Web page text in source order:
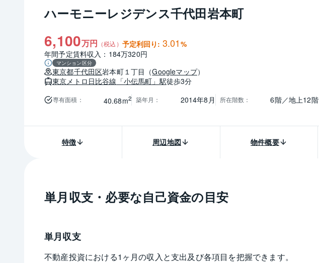
ハーモニーレジデンス千代田岩本町
6,100万円 （税込） 予定利回り: 3.01 %
年間予定賃料収入：184万320円
マンション区分
東京都千代田区岩本町１丁目 （Googleマップ）
東京メトロ日比谷線 「小伝馬町」駅徒歩3分
専有面積 ： 40.68m2 築年月 ： 2014年8月 所在階数 ： 6階／地上12階
特徴 周辺地図 物件概要
単月収支・必要な自己資金の目安
単月収支
不動産投資における1ヶ月の収入と支出及び各項目を把握できます。